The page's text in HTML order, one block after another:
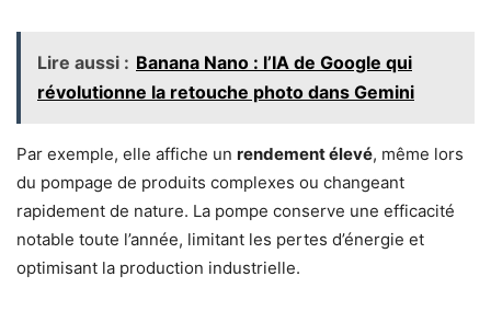
Lire aussi : Banana Nano : l’IA de Google qui
révolutionne la retouche photo dans Gemini
Par exemple, elle affiche un rendement élevé, même lors
du pompage de produits complexes ou changeant
rapidement de nature. La pompe conserve une efficacité
notable toute l’année, limitant les pertes d’énergie et
optimisant la production industrielle.